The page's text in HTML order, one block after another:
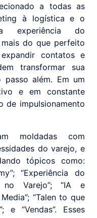
a todas as
à logística e o
experiência do
do que perfeito
contatos e
transformar sua
além. Em um
e em constante
de impulsionamento
moldadas com
do varejo, e
tópicos como:
“Experiência do
no Varejo”; “IA e
“Talen to que
e “Vendas”. Esses